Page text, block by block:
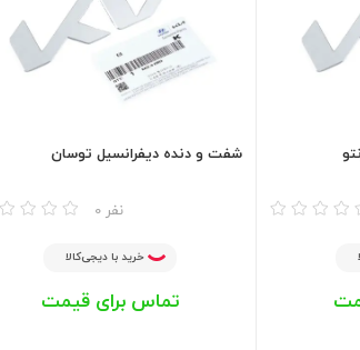
شفت و دنده دیفرانسیل توسان
0 نفر
خرید با دیجی‌کالا
تماس برای قیمت